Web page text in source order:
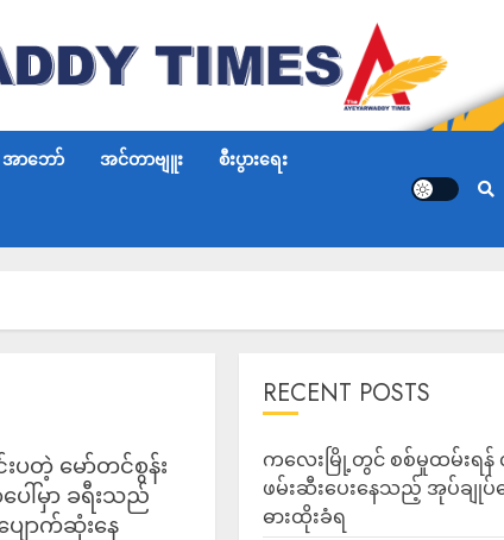
ာဘော် အင်တာဗျူး စီးပွားရေး
ပတဲ့ မော်တင်စွန်း
ေါ်မှာ ခရီးသည်
ျောက်ဆုံးနေ
RECENT POSTS
ကလေးမြို့တွင် စစ်မှုထမ်းရန်
ဖမ်းဆီးပေးနေသည့် အုပ်ချုပ်ရ
ဓားထိုးခံရ